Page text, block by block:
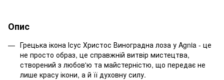
Опис
Грецька ікона Ісус Христос Виноградна лоза у Agnia - це
не просто образ, це справжній витвір мистецтва,
створений з любов'ю та майстерністю, що передає не
лише красу ікони, а й її духовну силу.